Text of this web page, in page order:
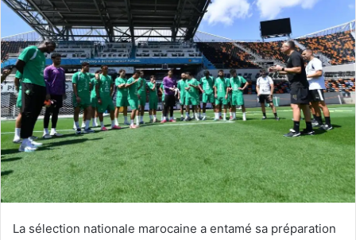
La sélection nationale marocaine a entamé sa préparation